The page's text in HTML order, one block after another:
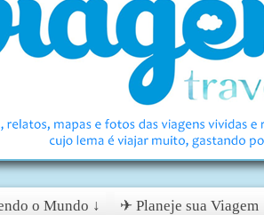
o Mundo ↓ ✈ Planeje sua Viagem